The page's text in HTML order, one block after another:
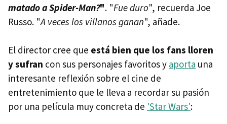
matado a Spider-Man?". "Fue duro", recuerda Joe
Russo. "A veces los villanos ganan", añade.
El director cree que está bien que los fans lloren
y sufran con sus personajes favoritos y aporta una
interesante reflexión sobre el cine de
entretenimiento que le lleva a recordar su pasión
por una película muy concreta de 'Star Wars':